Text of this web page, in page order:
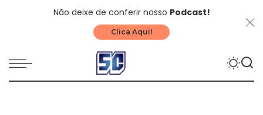
Não deixe de conferir nosso Podcast!
Clica Aqui!